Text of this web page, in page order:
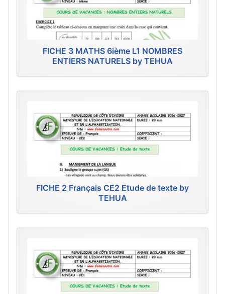
FICHE 3 MATHS 6ième L1 NOMBRES
ENTIERS NATURELS by TEHUA
FICHE 2 Français CE2 Etude de texte by
TEHUA